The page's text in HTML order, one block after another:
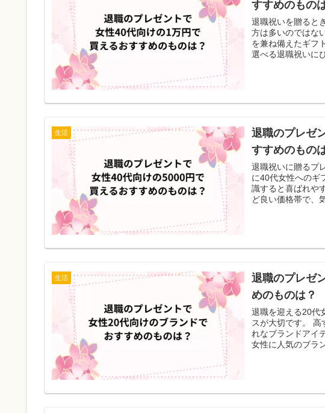
すすめのもの
退職祝いを贈ると
方は多いのではな
を兼ね備えたギフ
選べる退職祝いに
生活
退職のプレゼ
すすめのもの
退職祝いに贈るプ
に40代女性へのギ
識すると喜ばれや
ど良い価格帯で、
生活
退職のプレゼ
めのものは？
退職を迎える20代
スが大切です。
れなブランドアイ
女性に人気のブラ